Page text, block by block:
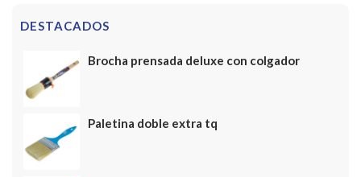
DESTACADOS
Brocha prensada deluxe con colgador
Paletina doble extra tq